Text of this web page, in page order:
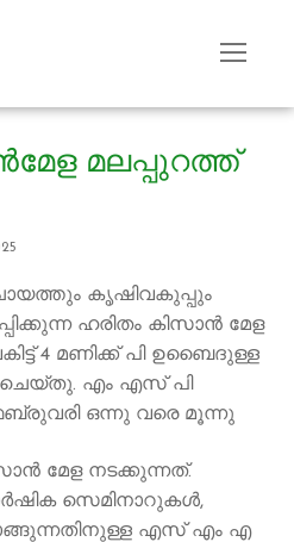
മലപ്പുറത്ത്
കൃഷിവകുപ്പും
ഹരിതം കിസാൻ മേള
4 മണിക്ക് പി ഉബൈദുള്ള
എം എസ് പി
ഒന്നു വരെ മൂന്നു
മേള നടക്കുന്നത്.
സെമിനാറുകൾ,
എസ് എം എ